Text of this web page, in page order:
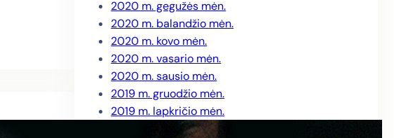
2020 m. gegužės mėn.
2020 m. balandžio mėn.
2020 m. kovo mėn.
2020 m. vasario mėn.
2020 m. sausio mėn.
2019 m. gruodžio mėn.
2019 m. lapkričio mėn.
2019 m. spalio mėn.